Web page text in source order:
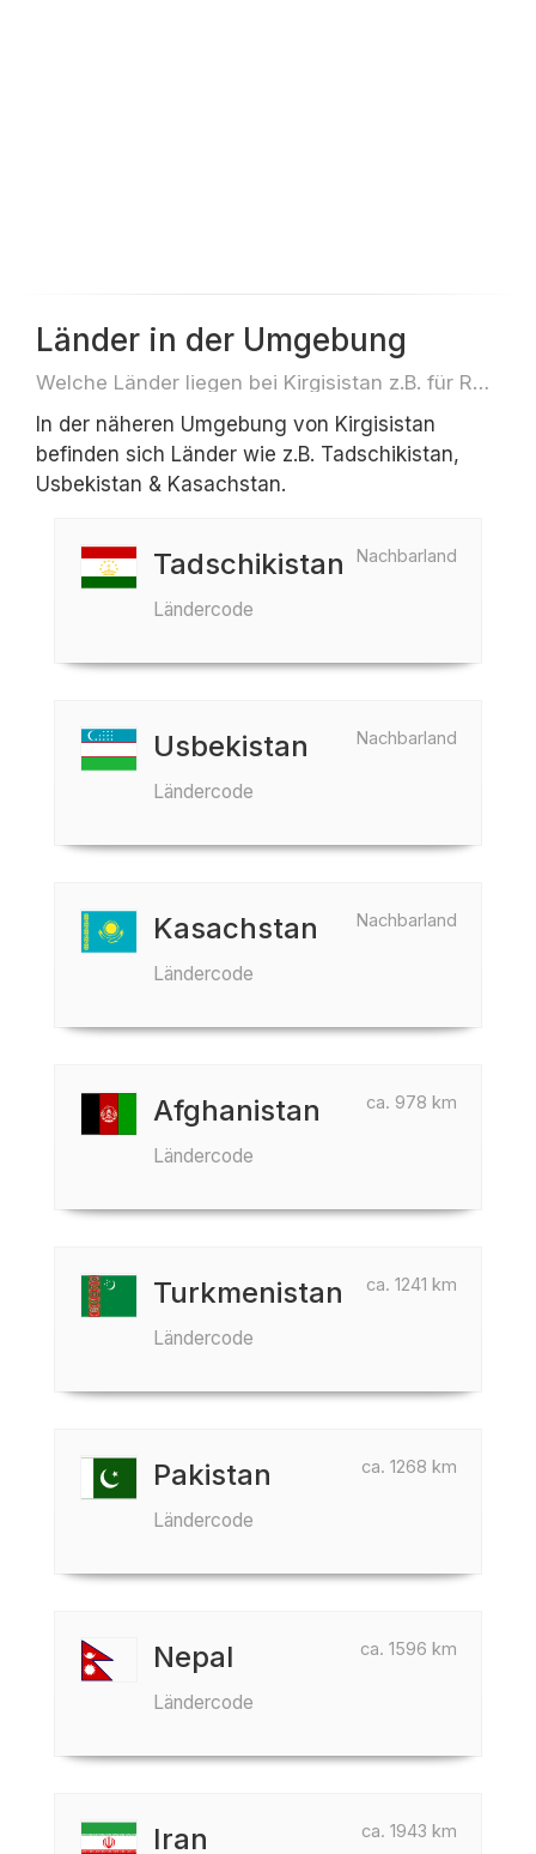
Länder in der Umgebung
Welche Länder liegen bei Kirgisistan z.B. für Reisen oder Flüge
In der näheren Umgebung von Kirgisistan
befinden sich Länder wie z.B. Tadschikistan,
Usbekistan & Kasachstan.
Nachbarland
Tadschikistan
Ländercode
Nachbarland
Usbekistan
Ländercode
Nachbarland
Kasachstan
Ländercode
ca. 978 km
Afghanistan
Ländercode
ca. 1241 km
Turkmenistan
Ländercode
ca. 1268 km
Pakistan
Ländercode
ca. 1596 km
Nepal
Ländercode
ca. 1943 km
Iran